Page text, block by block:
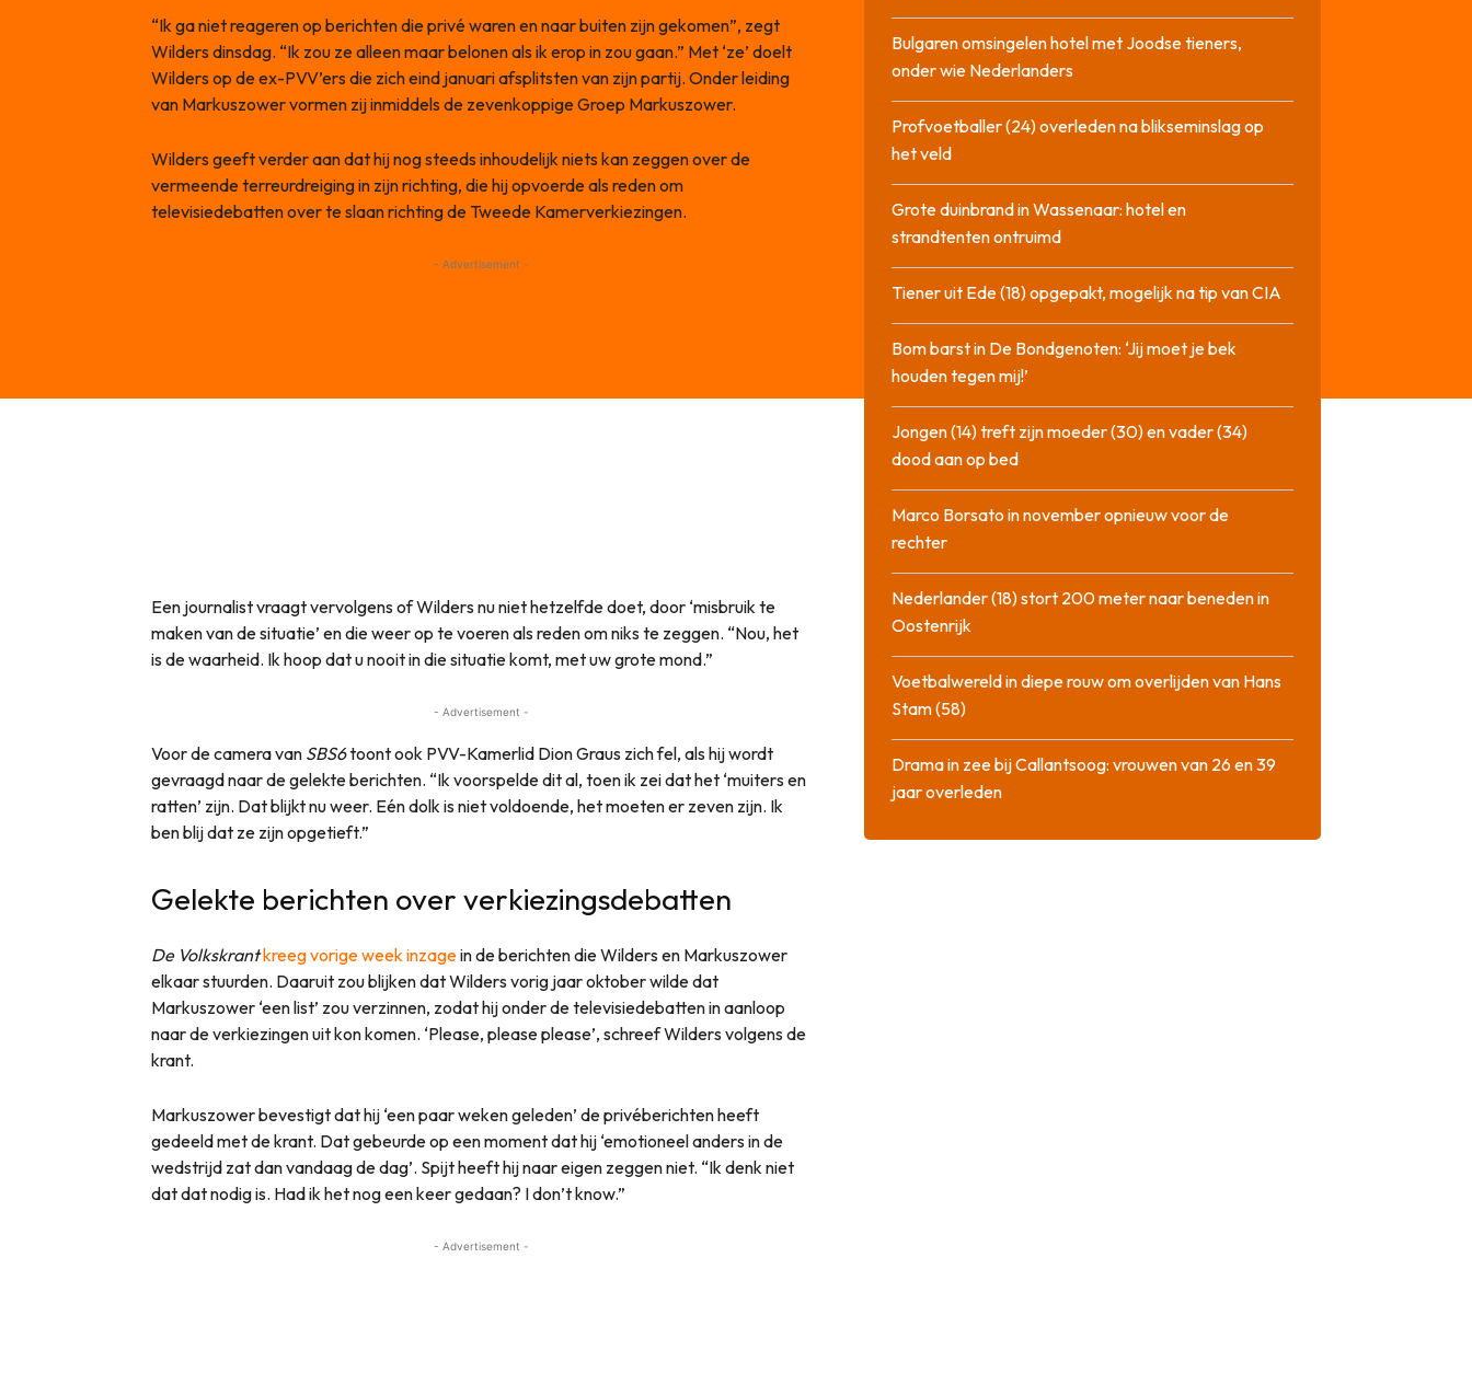
“Ik ga niet reageren op berichten die privé waren en naar buiten zijn gekomen”, zegt
Wilders dinsdag. “Ik zou ze alleen maar belonen als ik erop in zou gaan.” Met ‘ze’ doelt
Wilders op de ex-PVV’ers die zich eind januari afsplitsten van zijn partij. Onder leiding
van Markuszower vormen zij inmiddels de zevenkoppige Groep Markuszower.
Wilders geeft verder aan dat hij nog steeds inhoudelijk niets kan zeggen over de
vermeende terreurdreiging in zijn richting, die hij opvoerde als reden om
televisiedebatten over te slaan richting de Tweede Kamerverkiezingen.
- Advertisement -
Een journalist vraagt vervolgens of Wilders nu niet hetzelfde doet, door ‘misbruik te
maken van de situatie’ en die weer op te voeren als reden om niks te zeggen. “Nou, het
is de waarheid. Ik hoop dat u nooit in die situatie komt, met uw grote mond.”
- Advertisement -
Voor de camera van SBS6toont ook PVV-Kamerlid Dion Graus zich fel, als hij wordt
gevraagd naar de gelekte berichten. “Ik voorspelde dit al, toen ik zei dat het ‘muiters en
ratten’ zijn. Dat blijkt nu weer. Eén dolk is niet voldoende, het moeten er zeven zijn. Ik
ben blij dat ze zijn opgetieft.”
Gelekte berichten over verkiezingsdebatten
De Volkskrantkreeg vorige week inzagein de berichten die Wilders en Markuszower
elkaar stuurden. Daaruit zou blijken dat Wilders vorig jaar oktober wilde dat
Markuszower ‘een list’ zou verzinnen, zodat hij onder de televisiedebatten in aanloop
naar de verkiezingen uit kon komen. ‘Please, please please’, schreef Wilders volgens de
krant.
Markuszower bevestigt dat hij ‘een paar weken geleden’ de privéberichten heeft
gedeeld met de krant. Dat gebeurde op een moment dat hij ‘emotioneel anders in de
wedstrijd zat dan vandaag de dag’. Spijt heeft hij naar eigen zeggen niet. “Ik denk niet
dat dat nodig is. Had ik het nog een keer gedaan? I don’t know.”
- Advertisement -
Bulgaren omsingelen hotel met Joodse tieners,
onder wie Nederlanders
Profvoetballer (24) overleden na blikseminslag op
het veld
Grote duinbrand in Wassenaar: hotel en
strandtenten ontruimd
Tiener uit Ede (18) opgepakt, mogelijk na tip van CIA
Bom barst in De Bondgenoten: ‘Jij moet je bek
houden tegen mij!’
Jongen (14) treft zijn moeder (30) en vader (34)
dood aan op bed
Marco Borsato in november opnieuw voor de
rechter
Nederlander (18) stort 200 meter naar beneden in
Oostenrijk
Voetbalwereld in diepe rouw om overlijden van Hans
Stam (58)
Drama in zee bij Callantsoog: vrouwen van 26 en 39
jaar overleden